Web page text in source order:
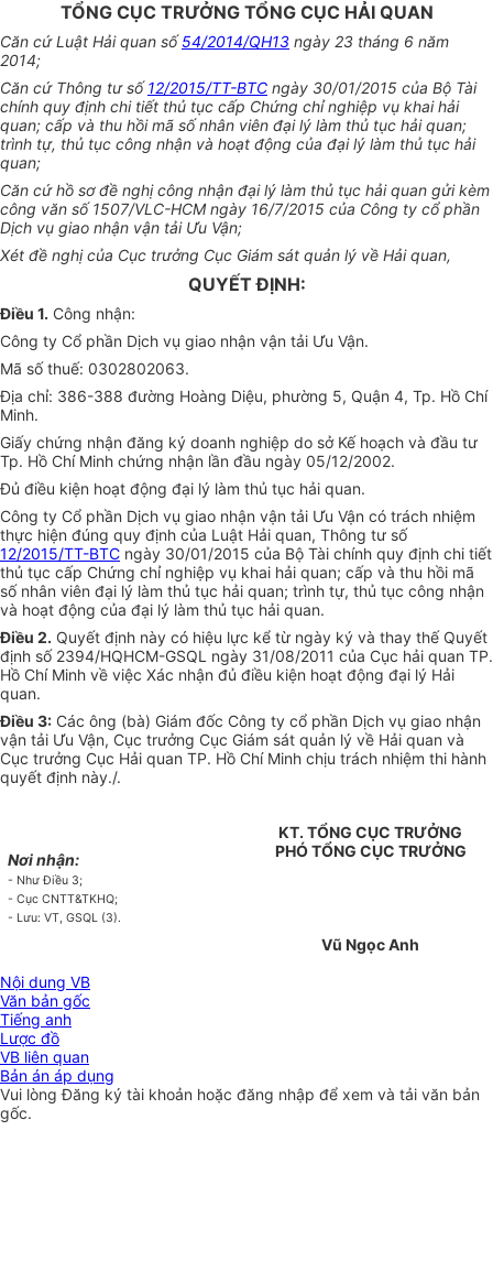
TỔNG CỤC TRƯỞNG TỔNG CỤC HẢI QUAN
Căn cứ Luật Hải quan số54/2014/QH13 ngày 23 tháng 6 năm
2014;
Căn cứ Thông tư số12/2015/TT-BTC ngày 30/01/2015 của Bộ Tài
chính quy định chi tiết thủ tục cấp Chứng chỉ nghiệp vụ khai hải
quan; cấp và thu hồi mã số nhân viên đại lý làm thủ tục hải quan;
trình tự, thủ tục công nhận và hoạt động của đại lý làm thủ tục hải
quan;
Căn cứ hồ sơ đề nghị công nhận đại lý làm thủ tục hải quan gửi kèm
công văn số 1507/VLC-HCM ngày 16/7/2015 của Công ty cổ phần
Dịch vụ giao nhận vận tải Ưu Vận;
Xét đề nghị của Cục trưởng Cục Giám sát quản lý về Hải quan,
QUYẾT ĐỊNH:
Điều 1. Công nhận:
Công ty Cổ phần Dịch vụ giao nhận vận tải Ưu Vận.
Mã số thuế: 0302802063.
Địa chỉ: 386-388 đường Hoàng Diệu, phường 5, Quận 4, Tp. Hồ Chí
Minh.
Giấy chứng nhận đăng ký doanh nghiệp do sở Kế hoạch và đầu tư
Tp. Hồ Chí Minh chứng nhận lần đầu ngày 05/12/2002.
Đủ điều kiện hoạt động đại lý làm thủ tục hải quan.
Công ty Cổ phần Dịch vụ giao nhận vận tải Ưu Vận có trách nhiệm
thực hiện đúng quy định của Luật Hải quan, Thông tư số
12/2015/TT-BTC ngày 30/01/2015 của Bộ Tài chính quy định chi tiết
thủ tục cấp Chứng chỉ nghiệp vụ khai hải quan; cấp và thu hồi mã
số nhân viên đại lý làm thủ tục hải quan; trình tự, thủ tục công nhận
và hoạt động của đại lý làm thủ tục hải quan.
Điều 2. Quyết định này có hiệu lực kể từ ngày ký và thay thế Quyết
định số 2394/HQHCM-GSQL ngày 31/08/2011 của Cục hải quan TP.
Hồ Chí Minh về việc Xác nhận đủ điều kiện hoạt động đại lý Hải
quan.
Điều 3: Các ông (bà) Giám đốc Công ty cổ phần Dịch vụ giao nhận
vận tải Ưu Vận, Cục trưởng Cục Giám sát quản lý về Hải quan và
Cục trưởng Cục Hải quan TP. Hồ Chí Minh chịu trách nhiệm thi hành
quyết định này./.
Nơi nhận:
- Như Điều 3;
- Cục CNTT&TKHQ;
- Lưu: VT, GSQL (3).
KT. TỔNG CỤC TRƯỞNG
PHÓ TỔNG CỤC TRƯỞNG
Vũ Ngọc Anh
Nội dung VB
Văn bản gốc
Tiếng anh
Lược đồ
VB liên quan
Bản án áp dụng
Vui lòngĐăng ký tài khoản hoặc đăng nhập để xem và tải văn bản
gốc.